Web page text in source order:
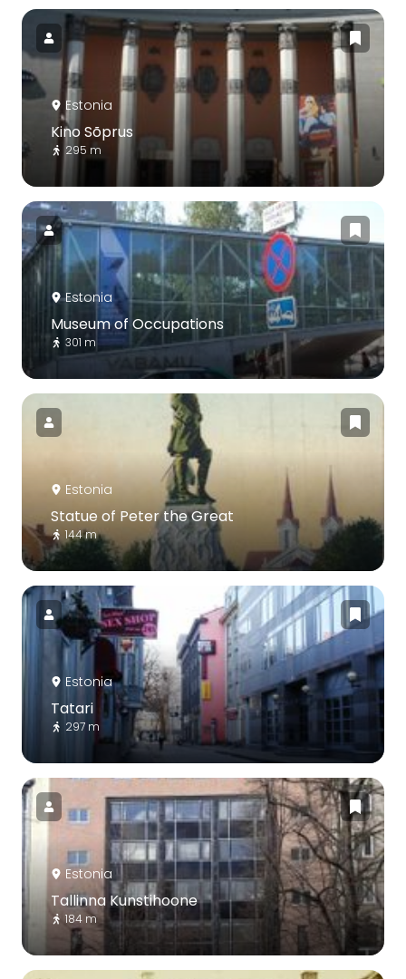
Estonia
Kino Sõprus
295 m
Estonia
Museum of Occupations
301 m
Estonia
Statue of Peter the Great
144 m
Estonia
Tatari
297 m
Estonia
Tallinna Kunstihoone
184 m